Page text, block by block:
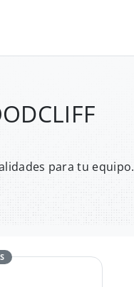
para tu equipo.